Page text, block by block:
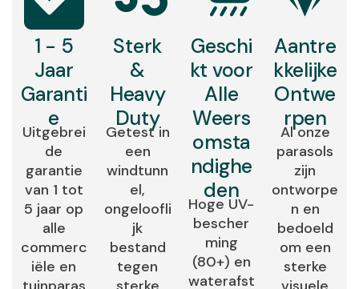
1 - 5
Jaar
Garanti
e
Uitgebrei
de
garantie
van 1 tot
5 jaar op
alle
commerc
iële en
Sterk
&
Heavy
Duty
Getest in
een
windtunn
el,
ongeloofli
jk
bestand
tegen
Geschi
kt voor
Alle
Weers
omsta
ndighe
den
Hoge UV-
bescher
ming
(80+) en
waterafst
Aantre
kkelijke
Ontwe
rpen
Al onze
parasols
zijn
ontworpe
n en
bedoeld
om een
sterke